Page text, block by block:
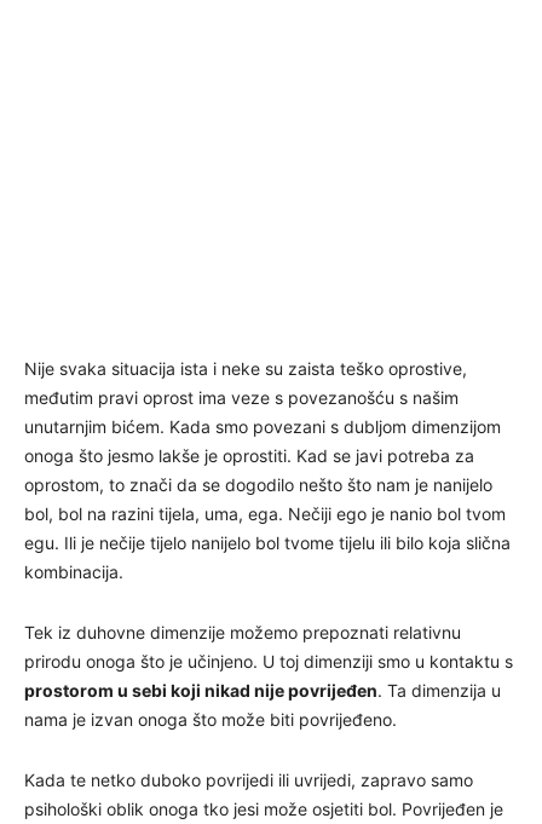
Nije svaka situacija ista i neke su zaista teško oprostive,
međutim pravi oprost ima veze s povezanošću s našim
unutarnjim bićem. Kada smo povezani s dubljom dimenzijom
onoga što jesmo lakše je oprostiti. Kad se javi potreba za
oprostom, to znači da se dogodilo nešto što nam je nanijelo
bol, bol na razini tijela, uma, ega. Nečiji ego je nanio bol tvom
egu. Ili je nečije tijelo nanijelo bol tvome tijelu ili bilo koja slična
kombinacija.
Tek iz duhovne dimenzije možemo prepoznati relativnu
prirodu onoga što je učinjeno. U toj dimenziji smo u kontaktu s
prostorom u sebi koji nikad nije povrijeđen. Ta dimenzija u
nama je izvan onoga što može biti povrijeđeno.
Kada te netko duboko povrijedi ili uvrijedi, zapravo samo
psihološki oblik onoga tko jesi može osjetiti bol. Povrijeđen je